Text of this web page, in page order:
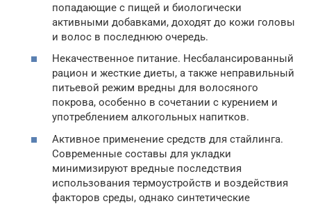
попадающие с пищей и биологически
активными добавками, доходят до кожи головы
и волос в последнюю очередь.
Некачественное питание. Несбалансированный
рацион и жесткие диеты, а также неправильный
питьевой режим вредны для волосяного
покрова, особенно в сочетании с курением и
употреблением алкогольных напитков.
Активное применение средств для стайлинга.
Современные составы для укладки
минимизируют вредные последствия
использования термоустройств и воздействия
факторов среды, однако синтетические